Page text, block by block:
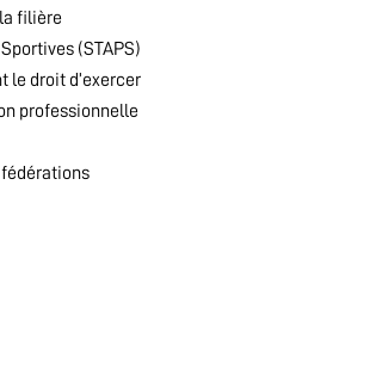
filière
(STAPS)
le droit d’exercer
professionnelle